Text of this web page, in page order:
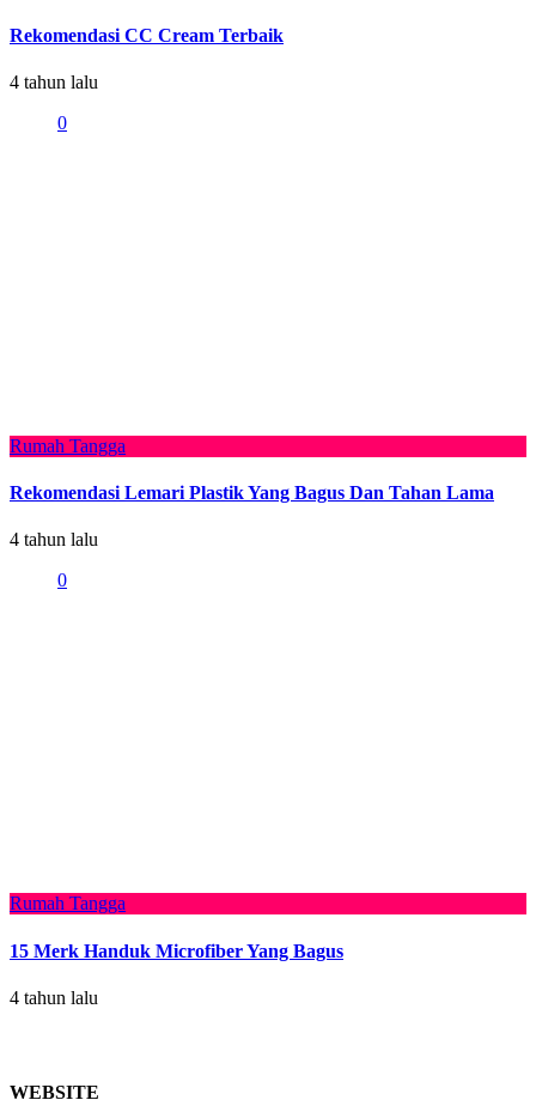
Rekomendasi CC Cream Terbaik
4 tahun lalu
0
Rumah Tangga
Rekomendasi Lemari Plastik Yang Bagus Dan Tahan Lama
4 tahun lalu
0
Rumah Tangga
15 Merk Handuk Microfiber Yang Bagus
4 tahun lalu
WEBSITE